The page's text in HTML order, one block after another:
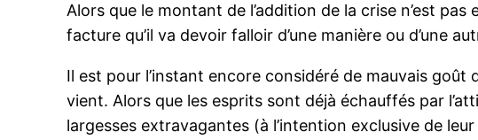
Alors que le montant de l’addition de la crise n’est
facture qu’il va devoir falloir d’une manière ou d’une
Il est pour l’instant encore considéré de mauvais
vient. Alors que les esprits sont déjà échauffés par
largesses extravagantes (à l’intention exclusive de